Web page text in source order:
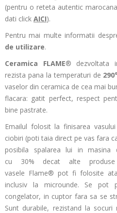
(pentru o reteta autentic
dati click AICI).
Pentru mai multe informatii
de utilizare.
Ceramica FLAME® dezvoltata
rezista pana la temperaturi de
vaselor din ceramica de cea mai
flacara: gatit perfect, respect
bine pastrate.
Emailul folosit la finisarea
ciobiri (poti taia direct pe vas fara
posibila spalarea lui in masina
cu 30% decat alte
vasele Flame® pot fi folosite
inclusiv la microunde. Se pot
congelator, in cuptor fara sa se
Sunt durabile, rezistand la